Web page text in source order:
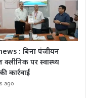
: बिना पंजीयन
क्लीनिक पर स्वास्थ्य
कार्रवाई
ago